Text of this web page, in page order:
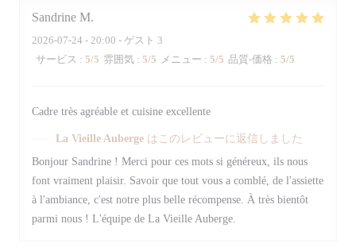
Sandrine M
2026-07-24 - 20:00 - ゲスト 3
サービス : 5/5 雰囲気 : 5/5 メニュー : 5/5 品質-価格 : 5/5
Cadre très agréable et cuisine excellente
La Vieille Auberge はこのレビューに返信しました
Bonjour Sandrine ! Merci pour ces mots si généreux, ils nous
font vraiment plaisir. Savoir que tout vous a comblé, de l'assiette
à l'ambiance, c'est notre plus belle récompense. À très bientôt
parmi nous ! L'équipe de La Vieille Auberge.